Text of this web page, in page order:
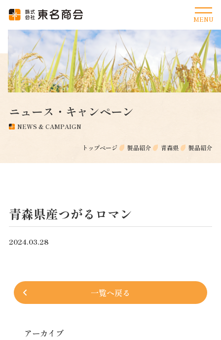
ニュース・キャンペーン
NEWS & CAMPAIGN
トップページ 製品紹介 青森県 製品紹介
青森県産つがるロマン
2024.03.28
一覧へ戻る
アーカイブ